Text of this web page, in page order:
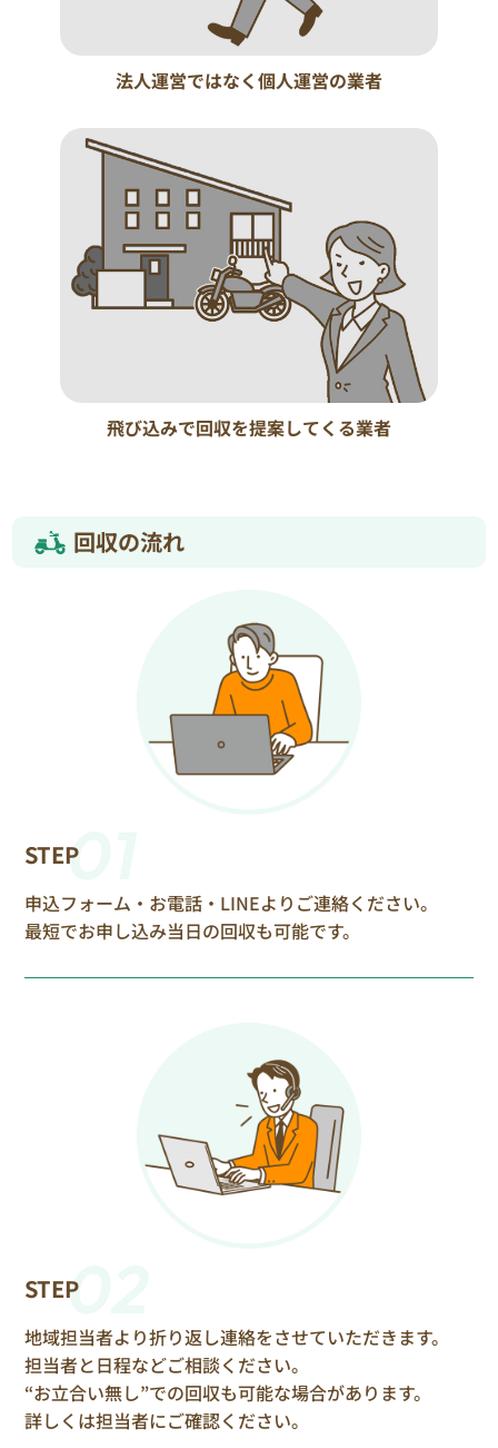
法人運営ではなく個人運営の業者
飛び込みで回収を提案してくる業者
回収の流れ
STEP01
申込フォーム・お電話・LINEよりご連絡ください。
最短でお申し込み当日の回収も可能です。
STEP02
地域担当者より折り返し連絡をさせていただきます。
担当者と日程などご相談ください。
“お立合い無し”での回収も可能な場合があります。
詳しくは担当者にご確認ください。